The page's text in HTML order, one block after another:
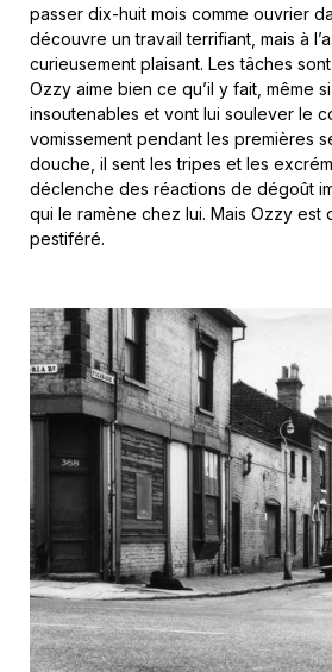
passer dix-huit mois comme ouvrier
découvre un travail terrifiant, mais à
curieusement plaisant. Les tâches
Ozzy aime bien ce qu’il y fait, même
insoutenables et vont lui soulever le
vomissement pendant les premières
douche, il sent les tripes et les
déclenche des réactions de dégoût
qui le ramène chez lui. Mais Ozzy est
pestiféré.